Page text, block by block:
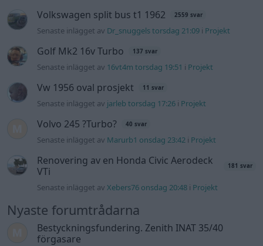
Volkswagen split bus t1 1962 2559 svar
Senaste inlägget av Dr_snuggels torsdag 21:09 i Projekt
Golf Mk2 16v Turbo 137 svar
Senaste inlägget av 16vt4m torsdag 19:51 i Projekt
Vw 1956 oval prosjekt 11 svar
Senaste inlägget av jarleb torsdag 17:26 i Projekt
Volvo 245 ?Turbo? 40 svar
Senaste inlägget av Marurb1 onsdag 23:42 i Projekt
Renovering av en Honda Civic Aerodeck
VTi
181 svar
Senaste inlägget avXebers76 onsdag 20:48 i Projekt
Nyaste forumtrådarna
Bestyckningsfundering. Zenith INAT 35/40
förgasare